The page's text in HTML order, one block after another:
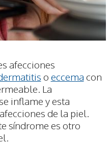
afecciones
o eccema con
La
inflame y esta
de la piel.
síndrome es otro